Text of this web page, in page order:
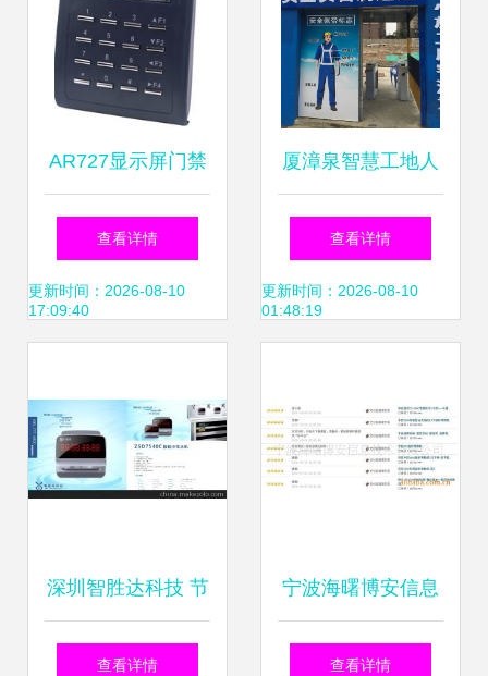
AR727显示屏门禁
一体机 智能门禁考
勤的未来之选
查看详情
更新时间：2026-08-10
17:09:40
厦漳泉智慧工地人
行通道门禁与考勤
系统的实现路径
查看详情
更新时间：2026-08-10
01:48:19
深圳智胜达科技 节
能环保领域的智能
查看详情
宁波海曙博安信息
技术推出高效耐用
查看详情